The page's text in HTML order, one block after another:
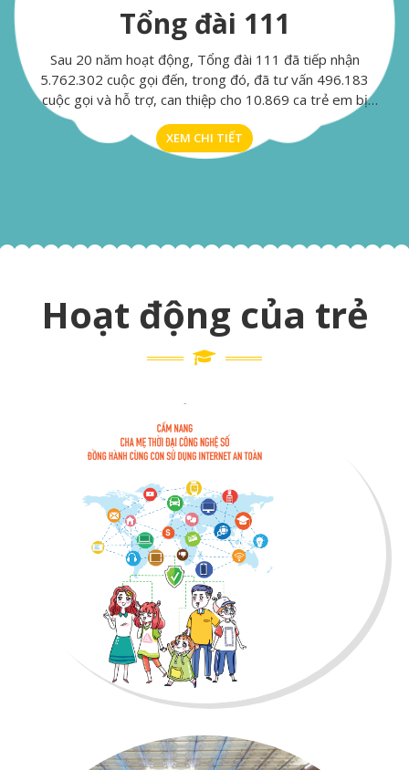
Tổng đài 111
Sau 20 năm hoạt động, Tổng đài 111 đã tiếp nhận
5.762.302 cuộc gọi đến, trong đó, đã tư vấn 496.183
cuộc gọi và hỗ trợ, can thiệp cho 10.869 ca trẻ em bị
xâm hại, bị bạo lực, bị mua bán, bị bóc lột, trẻ em có
hoàn cảnh khó khăn và vi phạm quyền trẻ em
XEM CHI TIẾT
Hoạt động của trẻ